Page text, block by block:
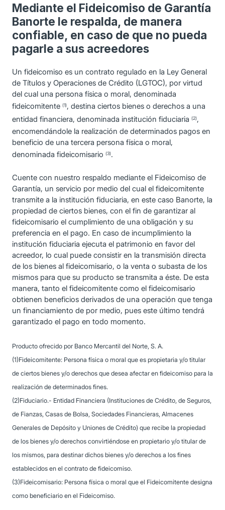
Mediante el Fideicomiso de Garantía
Banorte le respalda, de manera
confiable, en caso de que no pueda
pagarle a sus acreedores
Un fideicomiso es un contrato regulado en la Ley General
de Títulos y Operaciones de Crédito (LGTOC), por virtud
del cual una persona física o moral, denominada
fideicomitente (1), destina ciertos bienes o derechos a una
entidad financiera, denominada institución fiduciaria (2),
encomendándole la realización de determinados pagos en
beneficio de una tercera persona física o moral,
denominada fideicomisario (3).
Cuente con nuestro respaldo mediante el Fideicomiso de
Garantía, un servicio por medio del cual el fideicomitente
transmite a la institución fiduciaria, en este caso Banorte, la
propiedad de ciertos bienes, con el fin de garantizar al
fideicomisario el cumplimiento de una obligación y su
preferencia en el pago. En caso de incumplimiento la
institución fiduciaria ejecuta el patrimonio en favor del
acreedor, lo cual puede consistir en la transmisión directa
de los bienes al fideicomisario, o la venta o subasta de los
mismos para que su producto se transmita a éste. De esta
manera, tanto el fideicomitente como el fideicomisario
obtienen beneficios derivados de una operación que tenga
un financiamiento de por medio, pues este último tendrá
garantizado el pago en todo momento.
Producto ofrecido por Banco Mercantil del Norte, S. A.
(1)Fideicomitente: Persona física o moral que es propietaria y/o titular
de ciertos bienes y/o derechos que desea afectar en fideicomiso para la
realización de determinados fines.
(2)Fiduciario.- Entidad Financiera (Instituciones de Crédito, de Seguros,
de Fianzas, Casas de Bolsa, Sociedades Financieras, Almacenes
Generales de Depósito y Uniones de Crédito) que recibe la propiedad
de los bienes y/o derechos convirtiéndose en propietario y/o titular de
los mismos, para destinar dichos bienes y/o derechos a los fines
establecidos en el contrato de fideicomiso.
(3)Fideicomisario: Persona física o moral que el Fideicomitente designa
como beneficiario en el Fideicomiso.